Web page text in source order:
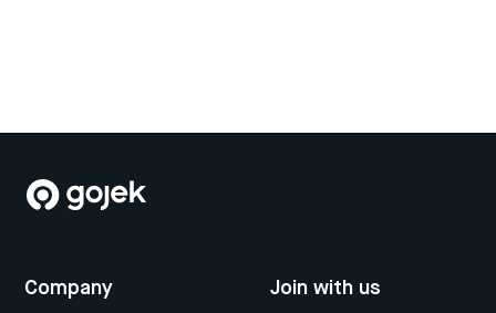
Company Join with us